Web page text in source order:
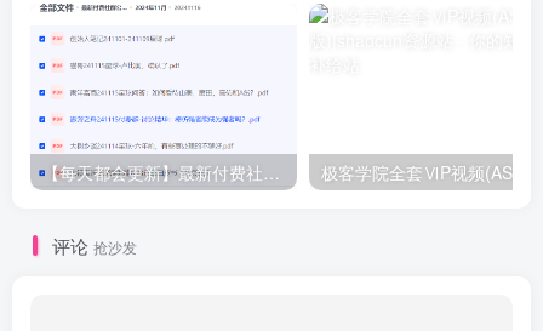
【每天都会更新】最新付费社群公众号文章 极客学院全套ⅥP视频(AS版)
评论 抢沙发